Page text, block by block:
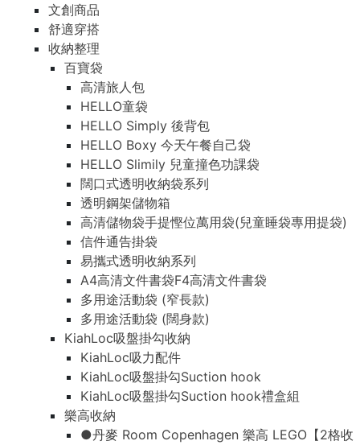
文創商品
舒適穿搭
收納整理
百寶袋
高清旅人包
HELLO童袋
HELLO Simply 後背包
HELLO Boxy 今天午餐自己袋
HELLO Slimily 兒童撞色功課袋
闊口式透明收納袋系列
透明鋼架儲物箱
高清儲物袋手提慳位萬用袋(兒童睡袋專用提袋)
信件通告掛袋
易攜式透明收納系列
A4高清文件書袋F4高清文件書袋
多用途活動袋 (窄長款)
多用途活動袋 (闊身款)
KiahLoc吸盤掛勾收納
KiahLoc吸力配件
KiahLoc吸盤掛勾Suction hook
KiahLoc吸盤掛勾Suction hook禮盒組
樂高收納
●丹麥 Room Copenhagen 樂高 LEGO【2格收